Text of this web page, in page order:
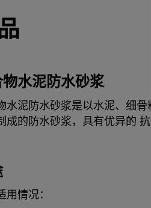
水泥防水砂浆
水泥防水砂浆是以水泥、细
成的防水砂浆，具有优异的
用情况：